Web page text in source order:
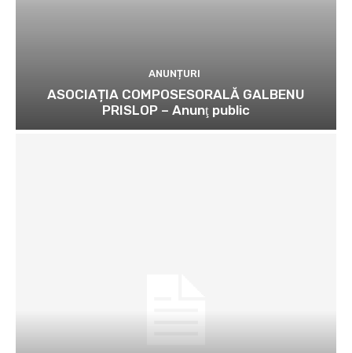
ANUNȚURI
ASOCIAȚIA COMPOSESORALĂ GALBENU
PRISLOP – Anunţ public